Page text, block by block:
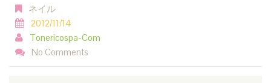
ネイル
2012/11/14
Tonericospa-Com
No Comments